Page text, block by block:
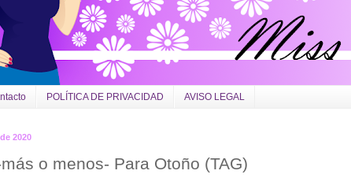
POLÍTICA DE PRIVACIDAD AVISO LEGAL
2020
o menos- Para Otoño (TAG)